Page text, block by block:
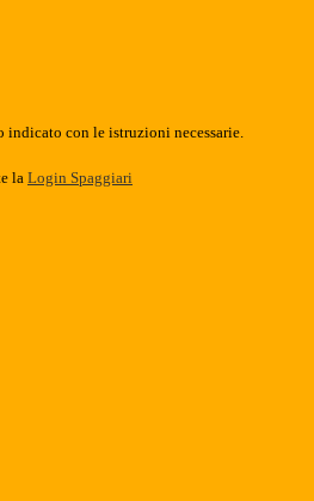
con le istruzioni necessarie.
la Login Spaggiari